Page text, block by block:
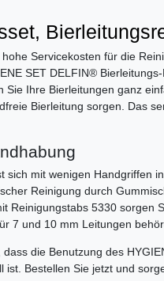
Servicekosten für die
SET DELFIN®
Sie Ihre Bierleitungen ganz
Bierleitung sorgen. Das
sich mit wenigen Handgriffen
Reinigung durch
Reinigungstabs 5330 sorgen
7 und 10 mm Leitungen
die Benutzung des
ist. Bestellen Sie jetzt und